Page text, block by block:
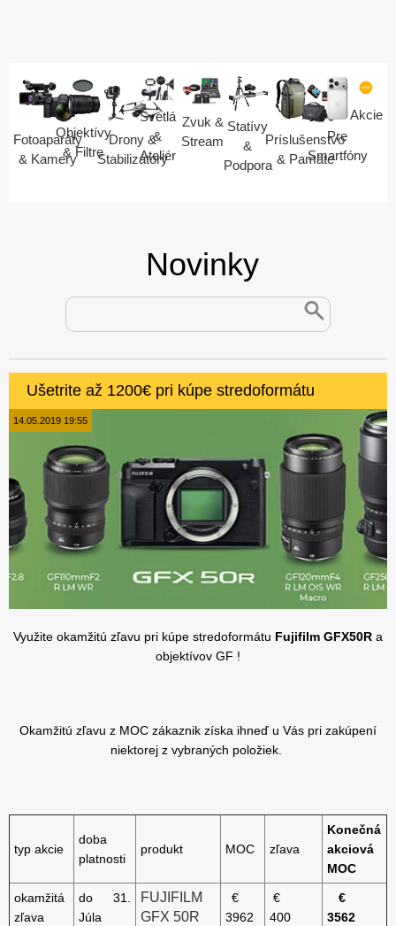
Fotoaparáty
& Kamery
Objektívy
& Filtre
Drony &
Stabilizátory
Svetlá
&
Ateliér
Zvuk &
Stream
Statívy
&
Podpora
Príslušenstvo
& Pamäte
Pre
Smartfóny
Akcie
Novinky
Ušetrite až 1200€ pri kúpe stredoformátu
14.05.2019 19:55
Využite okamžitú zľavu pri kúpe stredoformátu Fujifilm GFX50R a
objektívov GF !
Okamžitú zľavu z MOC zákaznik získa ihneď u Vás pri zakúpení
niektorej z vybraných položiek.
typ akcie
doba
platnosti
produkt MOC zľava
Konečná
akciová
MOC
okamžitá
zľava
do 31.
Júla
FUJIFILM
GFX 50R
€
3962
€
400
€
3562